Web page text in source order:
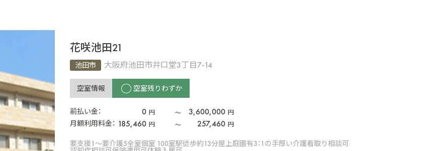
花咲池田21
池田市 大阪府池田市井口堂3丁目7-14
空室情報 空室残りわずか
前払い金： 0 円 〜 3,600,000 円
月額利用料金： 185,460 円 〜 257,460 円
要支援1〜要介護5全室個室 100室駅徒歩約13分屋上庭園有3：1の手厚い介護看取り相談可